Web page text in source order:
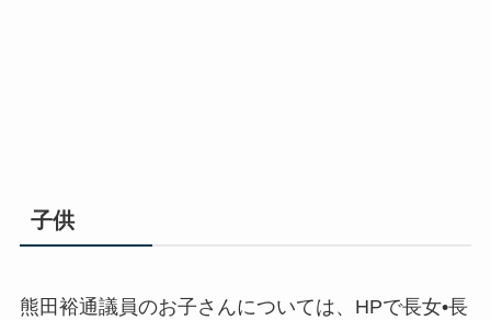
子供
熊田裕通議員のお子さんについては、HPで長女•長